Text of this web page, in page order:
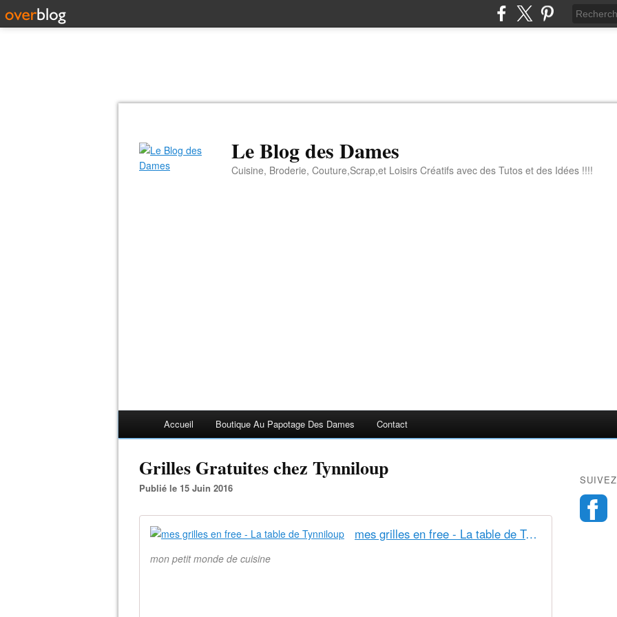
Le Blog des Dames
Cuisine, Broderie, Couture,Scrap,et Loisirs Créatifs avec des Tutos et des Idées !!!!
Accueil Boutique Au Papotage Des Dames Contact
Grilles Gratuites chez Tynniloup
Publié le 15 Juin 2016
mes grilles en free - La table de Tynniloup
mon petit monde de cuisine